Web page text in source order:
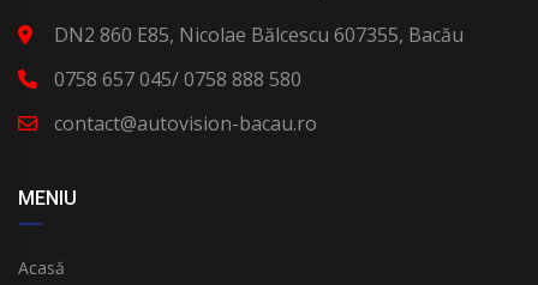
DN2 860 E85, Nicolae Bălcescu 607355, Bacău
0758 657 045/ 0758 888 580
contact@autovision-bacau.ro
MENIU
Acasă